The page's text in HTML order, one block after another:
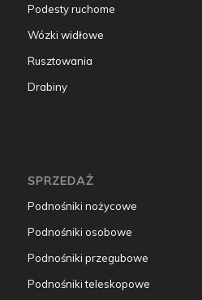
Podesty ruchome
Wózki widłowe
Rusztowania
Drabiny
SPRZEDAŻ
Podnośniki nożycowe
Podnośniki osobowe
Podnośniki przegubowe
Podnośniki teleskopowe